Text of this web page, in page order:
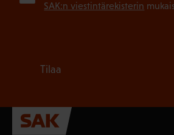
SAK:n viestintärekisterin
Tilaa